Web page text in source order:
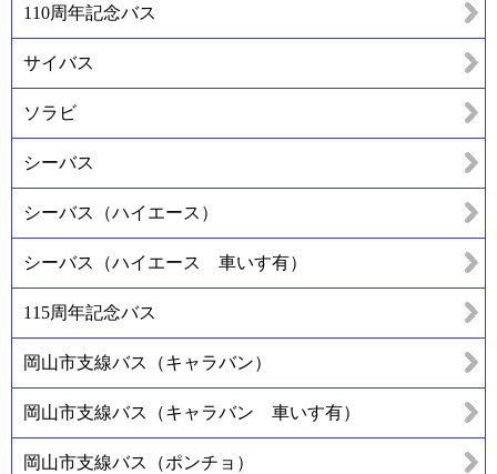
110周年記念バス
サイバス
ソラビ
シーバス
シーバス（ハイエース）
シーバス（ハイエース 車いす有）
115周年記念バス
岡山市支線バス（キャラバン）
岡山市支線バス（キャラバン 車いす有）
岡山市支線バス（ポンチョ）